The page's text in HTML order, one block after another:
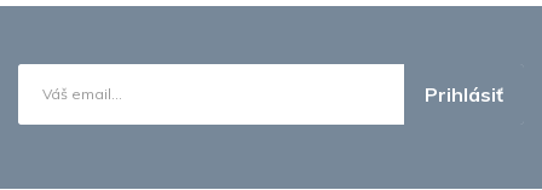
Prihlásiť